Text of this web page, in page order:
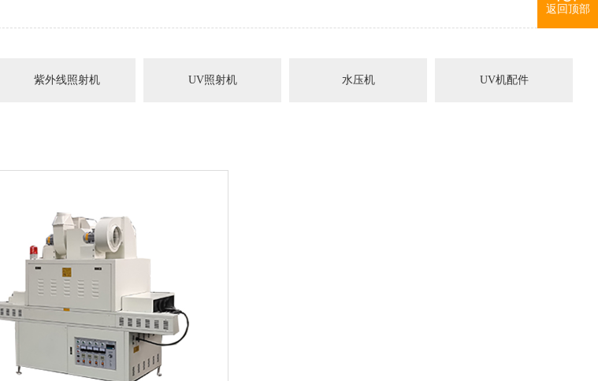
紫外线照射机 UV照射机 水压机 UV机配件
返回顶部